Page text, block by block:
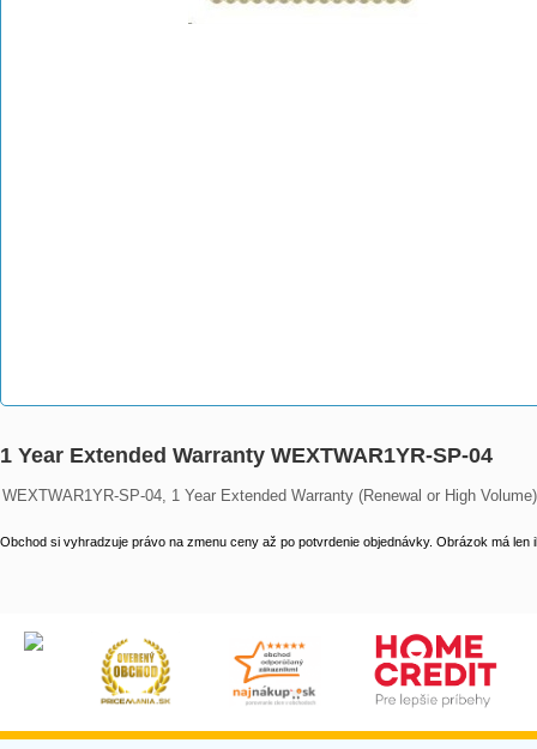
1 Year Extended Warranty WEXTWAR1YR-SP-04
WEXTWAR1YR-SP-04, 1 Year Extended Warranty (Renewal or High Volume)
Obchod si vyhradzuje právo na zmenu ceny až po potvrdenie objednávky. Obrázok má len